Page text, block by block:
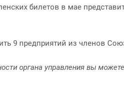
билетов в мае
9 предприятий из членов
органа управления вы